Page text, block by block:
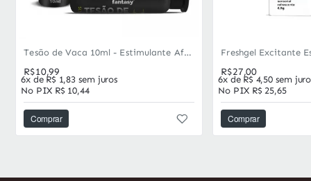
Mais vendidosTesão de Vaca 10ml - Estimulante Afrodisíaco Feminino com Taurina
R$10,99
6x de R$ 1,83 sem juros
No PIX R$ 10,44
Comprar
R$27,00
6x de R$ 4,50 sem
No PIX R$ 25,65
Comprar